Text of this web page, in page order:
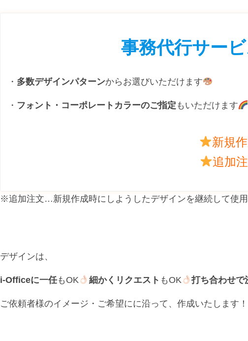
事務代行サー
・ 多数デザインパターンからお選びいただけます
・ フォント・コーポレートカラーのご指定 もいただけます
新
追加
※追加注文…新規作成時にしようしたデザインを継続して使用
デザインは、
i-Officeに一任もOK 細かくリクエスト もOK 打ち合わせで
ご依頼者様のイメージ・ご希望にに沿って、作成いたします！